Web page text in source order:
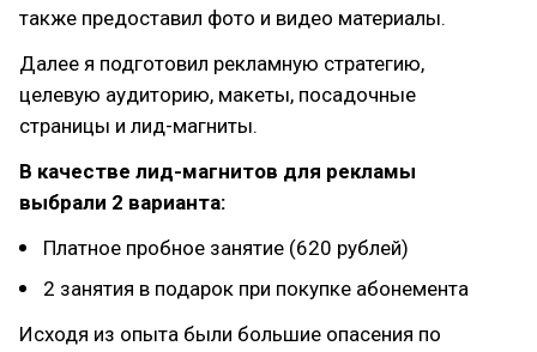
также предоставил фото и видео материалы.
Далее я подготовил рекламную стратегию,
целевую аудиторию, макеты, посадочные
страницы и лид-магниты.
В качестве лид-магнитов для рекламы
выбрали 2 варианта:
Платное пробное занятие (620 рублей)
2 занятия в подарок при покупке абонемента
Исходя из опыта были большие опасения по